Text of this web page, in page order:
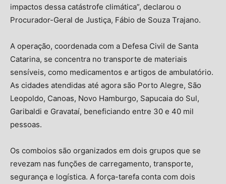
impactos dessa catástrofe climática”, declarou o
Procurador-Geral de Justiça, Fábio de Souza Trajano.
A operação, coordenada com a Defesa Civil de Santa
Catarina, se concentra no transporte de materiais
sensíveis, como medicamentos e artigos de ambulatório.
As cidades atendidas até agora são Porto Alegre, São
Leopoldo, Canoas, Novo Hamburgo, Sapucaia do Sul,
Garibaldi e Gravataí, beneficiando entre 30 e 40 mil
pessoas.
Os comboios são organizados em dois grupos que se
revezam nas funções de carregamento, transporte,
segurança e logística. A força-tarefa conta com dois